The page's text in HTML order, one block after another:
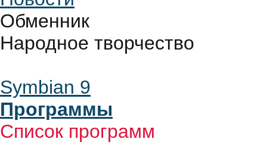
Обменник
Народное творчество
Symbian 9
Программы
Список программ